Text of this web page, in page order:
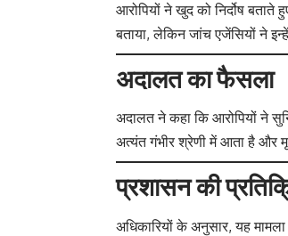
आरोपियों ने खुद को निर्दोष बताते
बताया, लेकिन जांच एजेंसियों ने
अदालत का फैसला
अदालत ने कहा कि आरोपियों ने
अत्यंत गंभीर श्रेणी में आता है और
प्रशासन की
अधिकारियों के अनुसार, यह